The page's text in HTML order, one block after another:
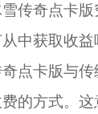
传奇点卡
中获取收益
点卡版与
费的方式。